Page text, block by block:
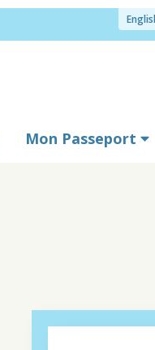
Mon Passeport